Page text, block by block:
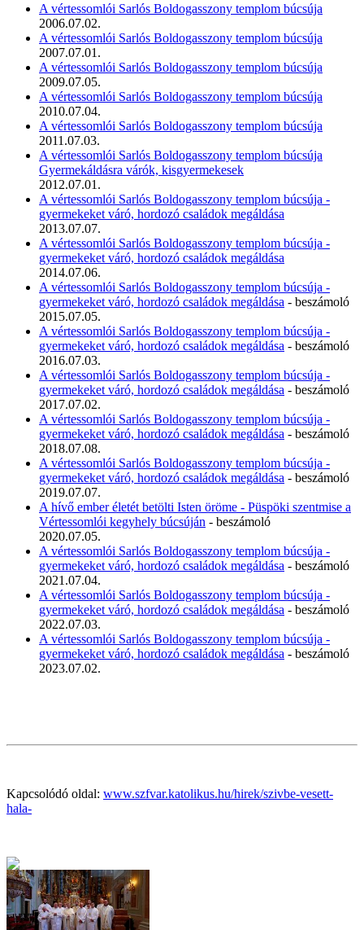
A vértessomlói Sarlós Boldogasszony templom búcsúja
2006.07.02.
A vértessomlói Sarlós Boldogasszony templom búcsúja
2007.07.01.
A vértessomlói Sarlós Boldogasszony templom búcsúja
2009.07.05.
A vértessomlói Sarlós Boldogasszony templom búcsúja
2010.07.04.
A vértessomlói Sarlós Boldogasszony templom búcsúja
2011.07.03.
A vértessomlói Sarlós Boldogasszony templom búcsúja
Gyermekáldásra várók, kisgyermekesek
2012.07.01.
A vértessomlói Sarlós Boldogasszony templom búcsúja -
gyermekeket váró, hordozó családok megáldása
2013.07.07.
A vértessomlói Sarlós Boldogasszony templom búcsúja -
gyermekeket váró, hordozó családok megáldása
2014.07.06.
A vértessomlói Sarlós Boldogasszony templom búcsúja -
gyermekeket váró, hordozó családok megáldása - beszámoló
2015.07.05.
A vértessomlói Sarlós Boldogasszony templom búcsúja -
gyermekeket váró, hordozó családok megáldása - beszámoló
2016.07.03.
A vértessomlói Sarlós Boldogasszony templom búcsúja -
gyermekeket váró, hordozó családok megáldása - beszámoló
2017.07.02.
A vértessomlói Sarlós Boldogasszony templom búcsúja -
gyermekeket váró, hordozó családok megáldása - beszámoló
2018.07.08.
A vértessomlói Sarlós Boldogasszony templom búcsúja -
gyermekeket váró, hordozó családok megáldása - beszámoló
2019.07.07.
A hívő ember életét betölti Isten öröme - Püspöki szentmise a
Vértessomlói kegyhely búcsúján - beszámoló
2020.07.05.
A vértessomlói Sarlós Boldogasszony templom búcsúja -
gyermekeket váró, hordozó családok megáldása - beszámoló
2021.07.04.
A vértessomlói Sarlós Boldogasszony templom búcsúja -
gyermekeket váró, hordozó családok megáldása - beszámoló
2022.07.03.
A vértessomlói Sarlós Boldogasszony templom búcsúja -
gyermekeket váró, hordozó családok megáldása - beszámoló
2023.07.02.
Kapcsolódó oldal: www.szfvar.katolikus.hu/hirek/szivbe-vesett-
hala-